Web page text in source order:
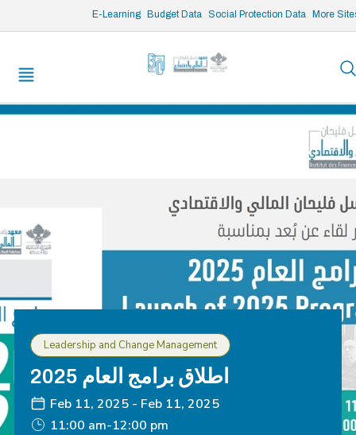
E-Learning Budget Data Social Protection Data More
/* opened search */
Leadership and Change Management
اطلاق برامج العام 2025
Feb 11, 2025 - Feb 11, 2025
11:00 am-12:00 pm